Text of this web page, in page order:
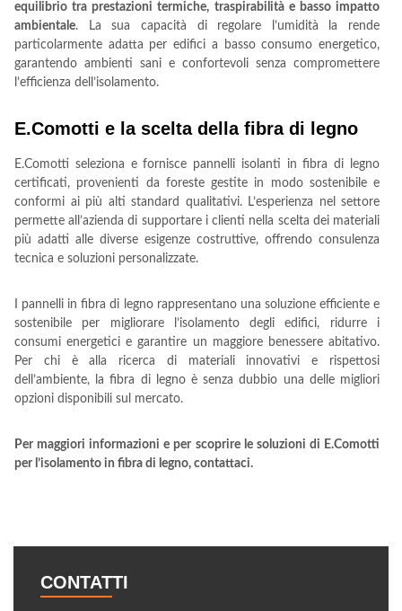
equilibrio tra prestazioni termiche, traspirabilità e basso impatto
ambientale. La sua capacità di regolare l’umidità la rende
particolarmente adatta per edifici a basso consumo energetico,
garantendo ambienti sani e confortevoli senza compromettere
l’efficienza dell’isolamento.
E.Comotti e la scelta della fibra di legno
E.Comotti seleziona e fornisce pannelli isolanti in fibra di legno
certificati, provenienti da foreste gestite in modo sostenibile e
conformi ai più alti standard qualitativi. L’esperienza nel settore
permette all’azienda di supportare i clienti nella scelta dei materiali
più adatti alle diverse esigenze costruttive, offrendo consulenza
tecnica e soluzioni personalizzate.
I pannelli in fibra di legno rappresentano una soluzione efficiente e
sostenibile per migliorare l’isolamento degli edifici, ridurre i
consumi energetici e garantire un maggiore benessere abitativo.
Per chi è alla ricerca di materiali innovativi e rispettosi
dell’ambiente, la fibra di legno è senza dubbio una delle migliori
opzioni disponibili sul mercato.
Per maggiori informazioni e per scoprire le soluzioni di E.Comotti
per l’isolamento in fibra di legno, contattaci.
CONTATTI